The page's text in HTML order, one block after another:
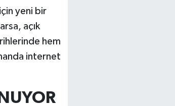
yeni bir
açık
hem
internet